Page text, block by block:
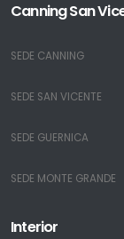
Canning San
SEDE CANNING
SEDE SAN VICENTE
SEDE GUERNICA
SEDE MONTE GRANDE
Interior